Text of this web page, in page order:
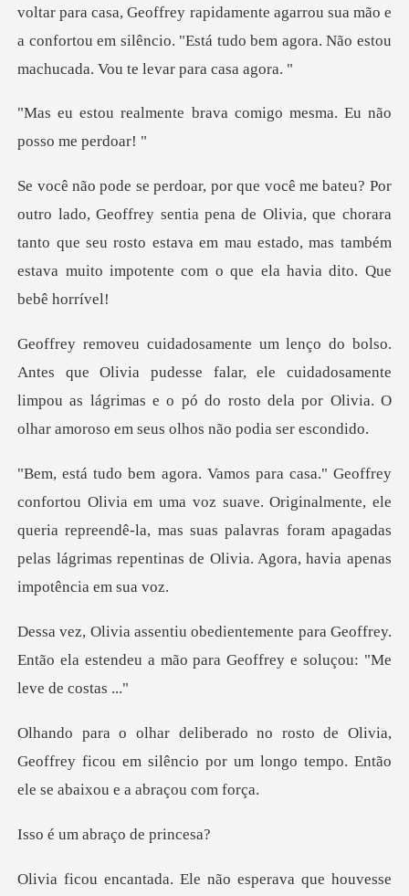
a, Geoffrey rapidamente agarrou sua mão e
a confortou em silêncio. "Es
brava comigo mesma. Eu
sentia pena de Olivia, que chorara
tanto que seu rosto estava em mau estado,
udesse falar, ele cuidadosamente
limpou as lágrimas e o pó do rosto d
z suave. Originalmente, ele
queria repreendê-la, mas suas palavras foram apagada
ara Geoffrey.
Então ela estendeu a mão para
via,
Geoffrey ficou em silêncio por um longo te
abraço de